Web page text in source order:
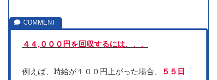
４４,０００円を回収するには、、、
例えば、時給が１００円上がった場合、
５５日